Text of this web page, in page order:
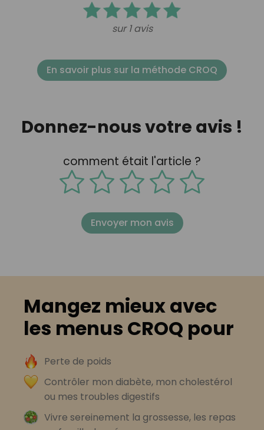
sur 1 avis
En savoir plus sur la méthode CROQ
Donnez-nous votre avis !
comment était l'article ?
Envoyer mon avis
Mangez mieux avec
les menus CROQ pour
Perte de poids
Contrôler mon diabète, mon cholestérol
ou mes troubles digestifs
Vivre sereinement la grossesse, les repas